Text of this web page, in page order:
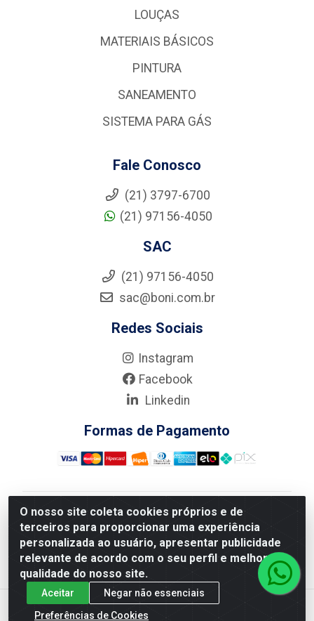
O nosso site coleta cookies próprios e de
terceiros para proporcionar uma experiência
personalizada ao usuário, apresentar publicidade
relevante de acordo com o seu perfil e melhorar a
qualidade do nosso site.
Aceitar
Negar não essenciais
Preferências de Cookies
LOUÇAS
MATERIAIS BÁSICOS
PINTURA
SANEAMENTO
SISTEMA PARA GÁS
Fale Conosco
(21) 3797-6700
(21) 97156-4050
SAC
(21) 97156-4050
sac@boni.com.br
Redes Sociais
Instagram
Facebook
Linkedin
Formas de Pagamento
Nova Boni Distribuidora de Material de Construção LTDA
- Rua Alice Tibiriçá, 330 - Vila Da Penha, Rio de
Janeiro/RJ - CEP: 21.210-110 - CNPJ: 11.003.135/0001-
27